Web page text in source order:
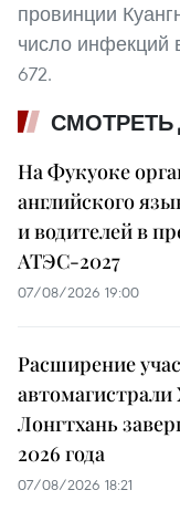
провинции
число инфекций
672.
СМОТРЕТЬ
На Фукуоке
английского
и водителей в
АТЭС-2027
07/08/2026 19:00
Расширение
Лонгтхань
2026 года
07/08/2026 18:21